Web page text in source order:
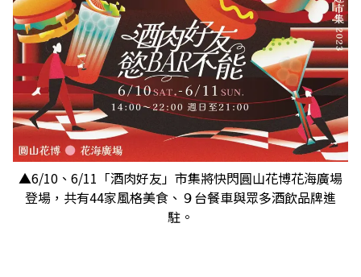
▲6/10、6/11「酒肉好友」市集將快閃圓山花博花海廣場
登場，共有44家風格美食、９台餐車與眾多酒飲品牌進
駐。